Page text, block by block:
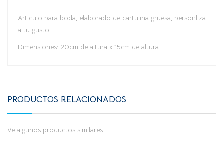
Articulo para boda, elaborado de cartulina gruesa, personliza
a tu gusto.
Dimensiones: 20cm de altura x 15cm de altura.
PRODUCTOS RELACIONADOS
Ve algunos productos similares